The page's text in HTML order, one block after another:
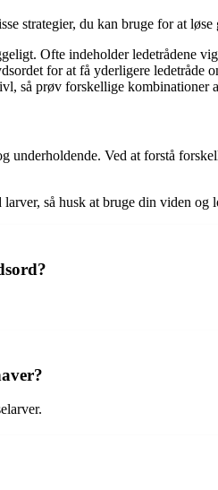
strategier, du kan bruge for at
Ofte indeholder ledetrådene
for at få yderligere ledetråde
så prøv forskellige kombinationer
Ved at forstå
så husk at bruge din viden